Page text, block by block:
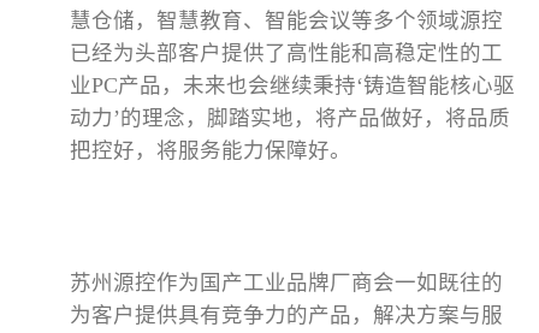
慧仓储，智慧教育、智能会议等多个领域源控
已经为头部客户提供了高性能和高稳定性的工
业PC产品，未来也会继续秉持‘铸造智能核心驱
动力’的理念，脚踏实地，将产品做好，将品质
把控好，将服务能力保障好。
苏州源控作为国产工业品牌厂商会一如既往的
为客户提供具有竞争力的产品，解决方案与服